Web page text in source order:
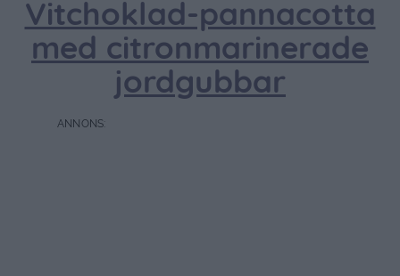
Vitchoklad-pannacotta
med citronmarinerade
jordgubbar